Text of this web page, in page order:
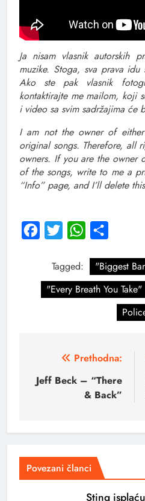
Ja nisam vlasnik autorskih
muzike. Stoga, sva prava idu
Ako ste pak vlasnik
kontaktirajte me mailom, koji
i video sa svim sadržajima će
I am not the owner of
original songs. Therefore, all
owners. If you are the owner
of the songs, write to me a
“Info” page, and I’ll delete
Facebook
Twitter WhatsApp
Tagged:
"Biggest
"Every Breath You Take"
Prethodna:
Jeff Beck – “There
& Back”
Povezani članci
Sting